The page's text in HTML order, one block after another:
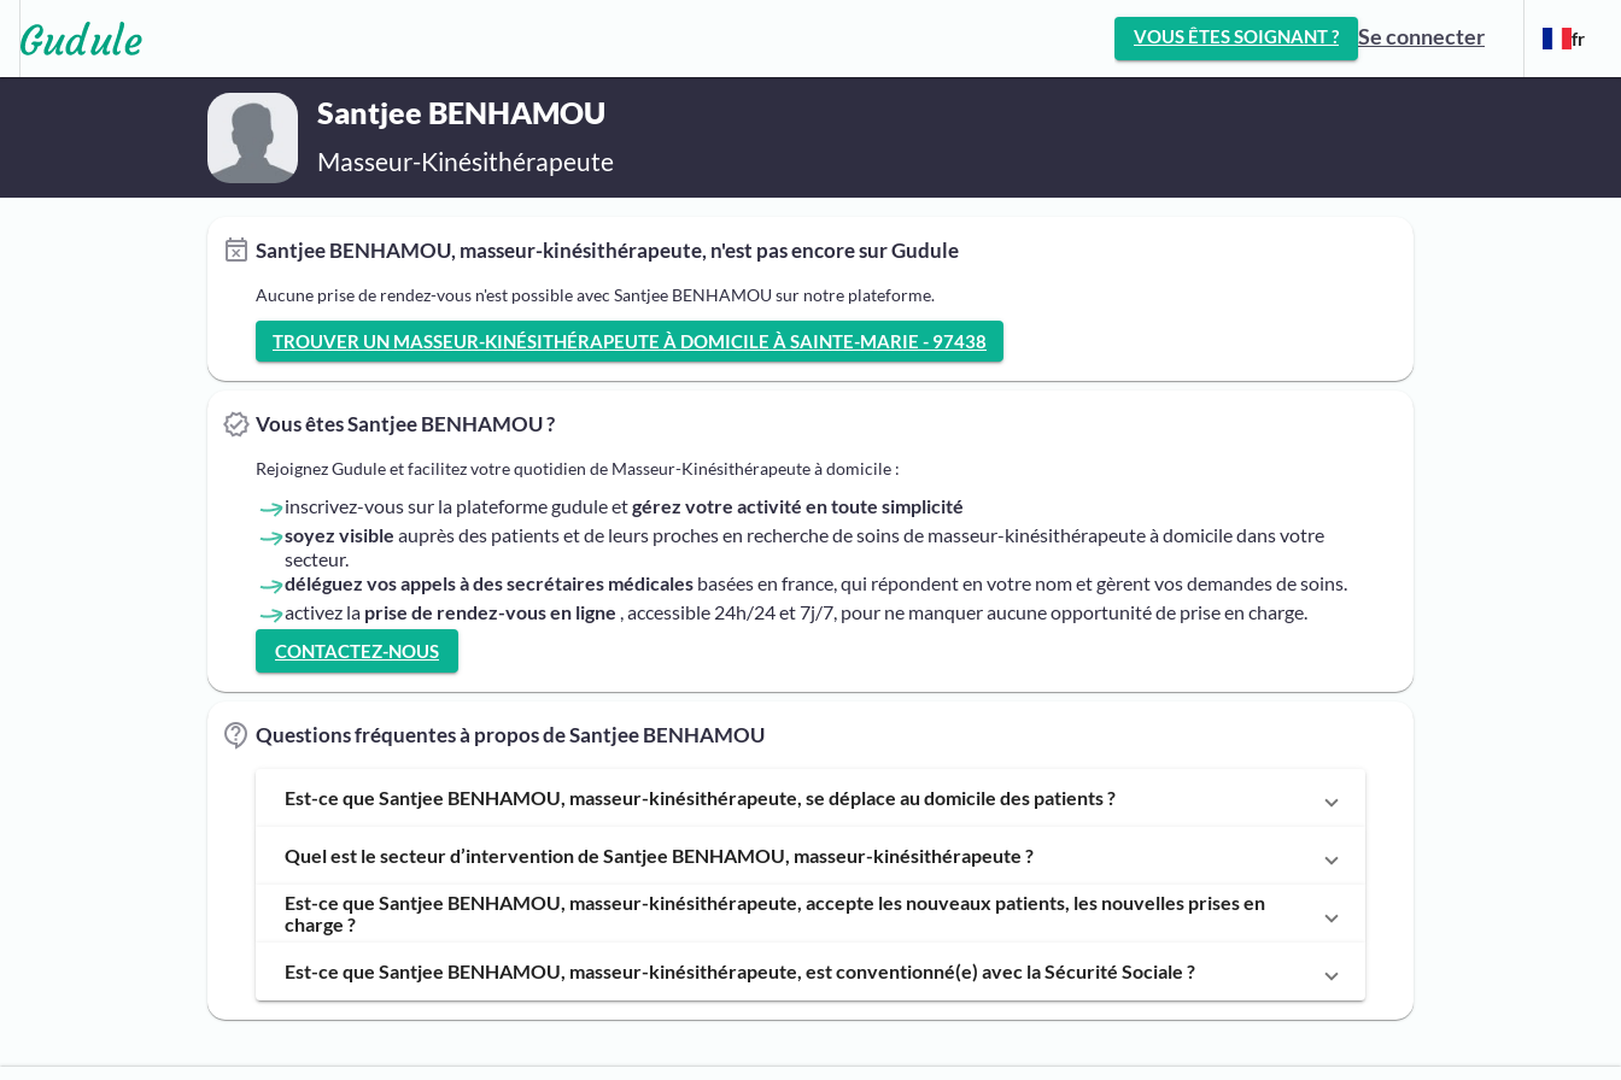
VOUS ÊTES SOIGNANT ? Se connecter fr
Santjee BENHAMOU
Masseur-Kinésithérapeute
Santjee BENHAMOU, masseur-kinésithérapeute, n'est pas encore sur Gudule
Aucune prise de rendez-vous n'est possible avec Santjee BENHAMOU sur notre plateforme.
TROUVER UN MASSEUR-KINÉSITHÉRAPEUTE À DOMICILE À SAINTE-MARIE - 97438
Vous êtes Santjee BENHAMOU ?
Rejoignez Gudule et facilitez votre quotidien de Masseur-Kinésithérapeute à domicile :
inscrivez-vous sur la plateforme gudule etgérez votre activité en toute simplicité
soyez visible auprès des patients et de leurs proches en recherche de soins de masseur-kinésithérapeute à domicile dans votre
secteur.
déléguez vos appels à des secrétaires médicales basées en france, qui répondent en votre nom et gèrent vos demandes de soins.
activez la prise de rendez-vous en ligne , accessible 24h/24 et 7j/7, pour ne manquer aucune opportunité de prise en charge.
CONTACTEZ-NOUS
Questions fréquentes à propos de Santjee BENHAMOU
Est-ce que Santjee BENHAMOU, masseur-kinésithérapeute, se déplace au domicile des patients ?
Quel est le secteur d’intervention de Santjee BENHAMOU, masseur-kinésithérapeute ?
Est-ce que Santjee BENHAMOU, masseur-kinésithérapeute, accepte les nouveaux patients, les nouvelles prises en
charge ?
Est-ce que Santjee BENHAMOU, masseur-kinésithérapeute, est conventionné(e) avec la Sécurité Sociale ?